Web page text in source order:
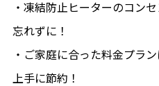
・凍結防止ヒーターのコン
忘れずに！
・ご家庭に合った料金プラ
上手に節約！